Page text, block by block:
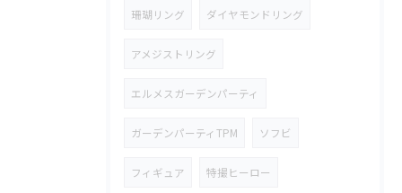
珊瑚リング ダイヤモンドリング
アメジストリング
エルメスガーデンパーティ
ガーデンパーティTPM ソフビ
フィギュア 特撮ヒーロー